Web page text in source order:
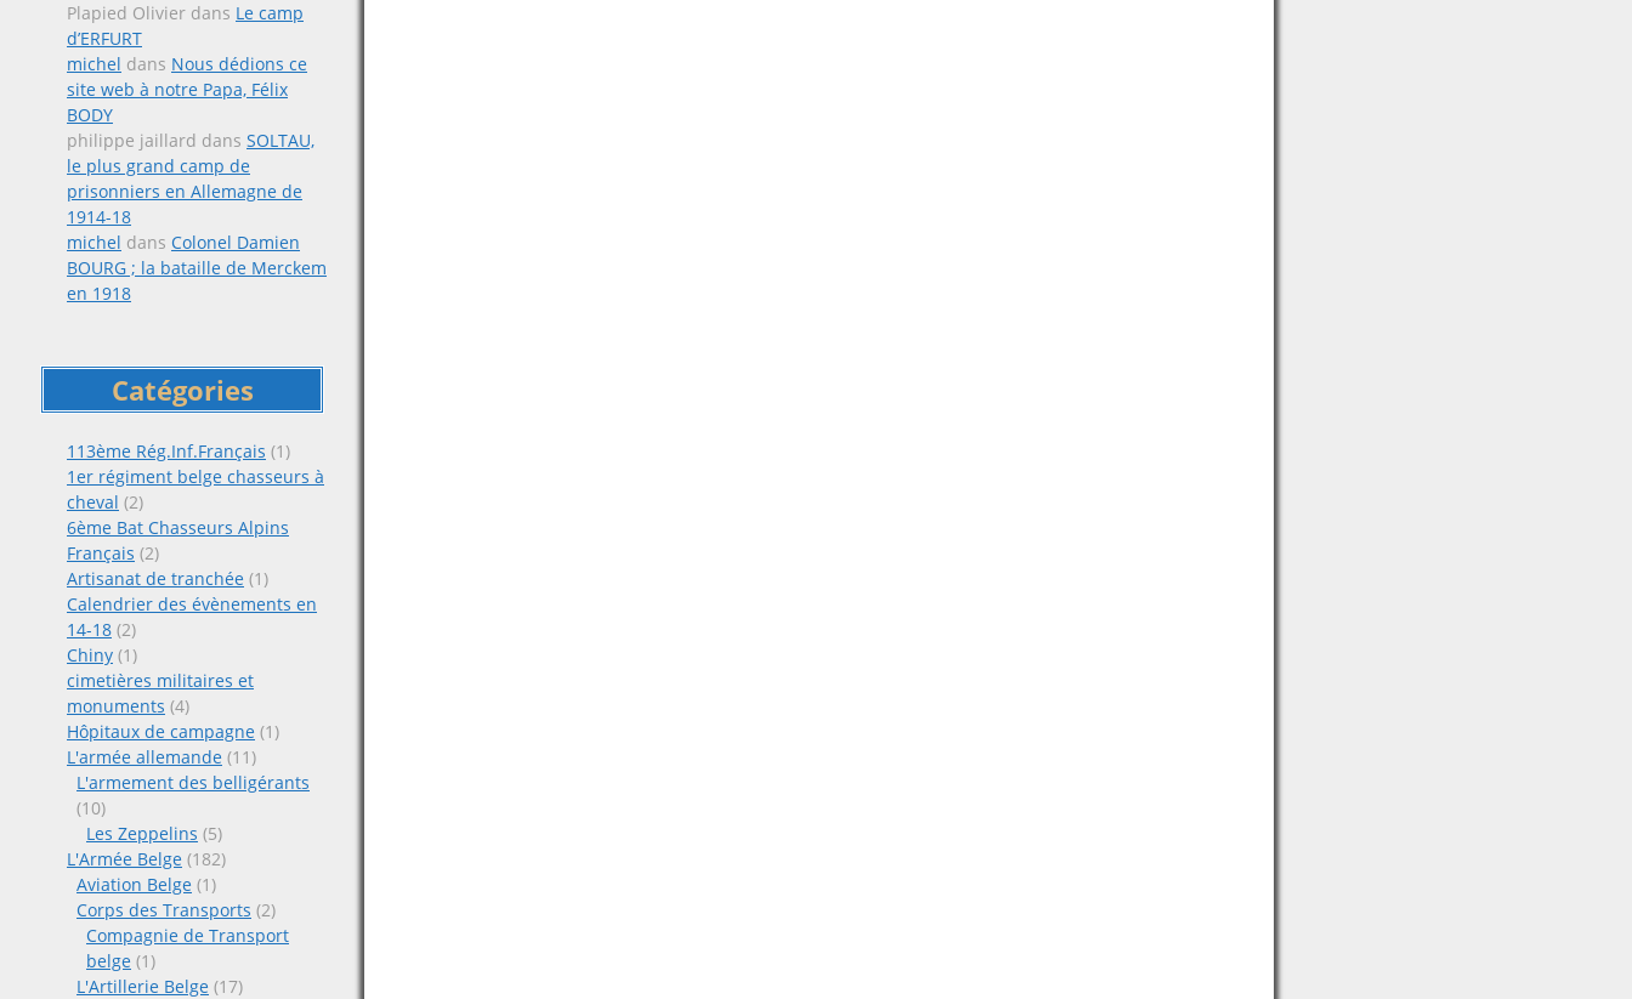
Plapied Olivier dans Le camp
d’ERFURT
michel dans Nous dédions ce
site web à notre Papa, Félix
BODY
philippe jaillard dans SOLTAU,
le plus grand camp de
prisonniers en Allemagne de
1914-18
michel dans Colonel Damien
BOURG ; la bataille de Merckem
en 1918
Catégories
113ème Rég.Inf.Français (1)
1er régiment belge chasseurs à
cheval (2)
6ème Bat Chasseurs Alpins
Français (2)
Artisanat de tranchée (1)
Calendrier des évènements en
14-18 (2)
Chiny (1)
cimetières militaires et
monuments (4)
Hôpitaux de campagne (1)
L'armée allemande (11)
L'armement des belligérants
(10)
Les Zeppelins (5)
L'Armée Belge (182)
Aviation Belge (1)
Corps des Transports (2)
Compagnie de Transport
belge (1)
L'Artillerie Belge (17)